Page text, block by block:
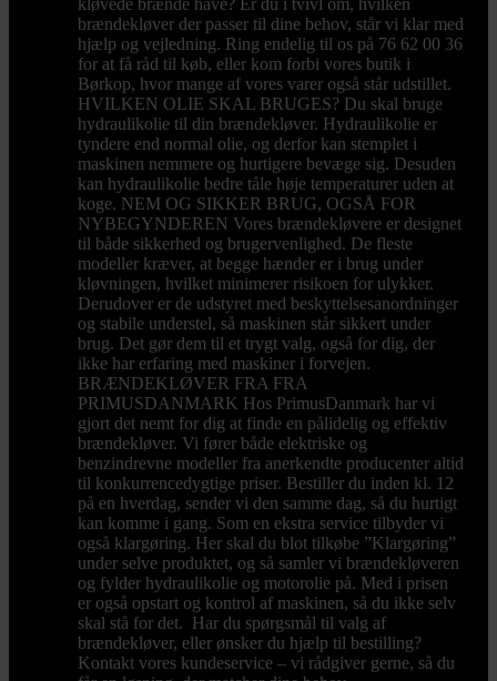
kløvede brænde have? Er du i tvivl om, hvilken
brændekløver der passer til dine behov, står vi klar med
hjælp og vejledning. Ring endelig til os på 76 62 00 36
for at få råd til køb, eller kom forbi vores butik i
Børkop, hvor mange af vores varer også står udstillet.
HVILKEN OLIE SKAL BRUGES? Du skal bruge
hydraulikolie til din brændekløver. Hydraulikolie er
tyndere end normal olie, og derfor kan stemplet i
maskinen nemmere og hurtigere bevæge sig. Desuden
kan hydraulikolie bedre tåle høje temperaturer uden at
koge. NEM OG SIKKER BRUG, OGSÅ FOR
NYBEGYNDEREN Vores brændekløvere er designet
til både sikkerhed og brugervenlighed. De fleste
modeller kræver, at begge hænder er i brug under
kløvningen, hvilket minimerer risikoen for ulykker.
Derudover er de udstyret med beskyttelsesanordninger
og stabile understel, så maskinen står sikkert under
brug. Det gør dem til et trygt valg, også for dig, der
ikke har erfaring med maskiner i forvejen.
BRÆNDEKLØVER FRA FRA
PRIMUSDANMARK Hos PrimusDanmark har vi
gjort det nemt for dig at finde en pålidelig og effektiv
brændekløver. Vi fører både elektriske og
benzindrevne modeller fra anerkendte producenter altid
til konkurrencedygtige priser. Bestiller du inden kl. 12
på en hverdag, sender vi den samme dag, så du hurtigt
kan komme i gang. Som en ekstra service tilbyder vi
også klargøring. Her skal du blot tilkøbe ”Klargøring”
under selve produktet, og så samler vi brændekløveren
og fylder hydraulikolie og motorolie på. Med i prisen
er også opstart og kontrol af maskinen, så du ikke selv
skal stå for det. Har du spørgsmål til valg af
brændekløver, eller ønsker du hjælp til bestilling?
Kontakt vores kundeservice – vi rådgiver gerne, så du